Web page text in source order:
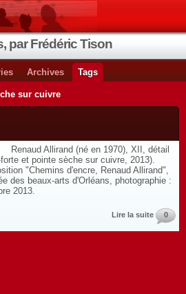
par Frédéric Tison
Archives Tags
sur cuivre
Allirand (né en 1970), XII, détail
et pointe sèche sur cuivre, 2013).
"Chemins d'encre, Renaud Allirand",
des beaux-arts d'Orléans, photographie :
2013.
Lire la suite 0